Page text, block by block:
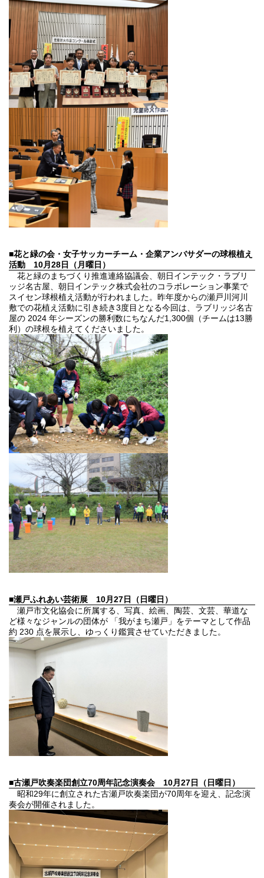
■花と緑の会・女子サッカーチーム・企業アンバサダーの球根植え
活動 10月28日（月曜日）
花と緑のまちづくり推進連絡協議会、朝日インテック・ラブリ
ッジ名古屋、朝日インテック株式会社のコラボレーション事業で
スイセン球根植え活動が行われました。昨年度からの瀬戸川河川
敷での花植え活動に引き続き3度目となる今回は、ラブリッジ名古
屋の 2024 年シーズンの勝利数にちなんだ1,300個（チームは13勝
利）の球根を植えてくださいました。
■瀬戸ふれあい芸術展 10月27日（日曜日）
瀬戸市文化協会に所属する、写真、絵画、陶芸、文芸、華道な
ど様々なジャンルの団体が 「我がまち瀬戸」をテーマとして作品
約 230 点を展示し、ゆっくり鑑賞させていただきました。
■古瀬戸吹奏楽団創立70周年記念演奏会 10月27日（日曜日）
昭和29年に創立された古瀬戸吹奏楽団が70周年を迎え、記念演
奏会が開催されました。